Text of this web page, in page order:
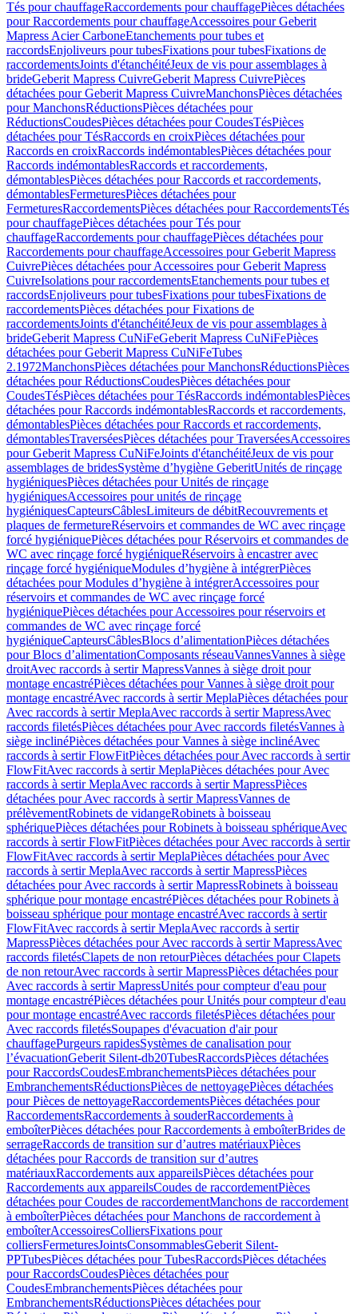
Tés pour chauffageRaccordements pour chauffagePièces détachées
pour Raccordements pour chauffageAccessoires pour Geberit
Mapress Acier CarboneEtanchements pour tubes et
raccordsEnjoliveurs pour tubesFixations pour tubesFixations de
raccordementsJoints d'étanchéitéJeux de vis pour assemblages à
brideGeberit Mapress CuivreGeberit Mapress CuivrePièces
détachées pour Geberit Mapress CuivreManchonsPièces détachées
pour ManchonsRéductionsPièces détachées pour
RéductionsCoudesPièces détachées pour CoudesTésPièces
détachées pour TésRaccords en croixPièces détachées pour
Raccords en croixRaccords indémontablesPièces détachées pour
Raccords indémontablesRaccords et raccordements,
démontablesPièces détachées pour Raccords et raccordements,
démontablesFermeturesPièces détachées pour
FermeturesRaccordementsPièces détachées pour RaccordementsTés
pour chauffagePièces détachées pour Tés pour
chauffageRaccordements pour chauffagePièces détachées pour
Raccordements pour chauffageAccessoires pour Geberit Mapress
CuivrePièces détachées pour Accessoires pour Geberit Mapress
CuivreIsolations pour raccordementsEtanchements pour tubes et
raccordsEnjoliveurs pour tubesFixations pour tubesFixations de
raccordementsPièces détachées pour Fixations de
raccordementsJoints d'étanchéitéJeux de vis pour assemblages à
brideGeberit Mapress CuNiFeGeberit Mapress CuNiFePièces
détachées pour Geberit Mapress CuNiFeTubes
2.1972ManchonsPièces détachées pour ManchonsRéductionsPièces
détachées pour RéductionsCoudesPièces détachées pour
CoudesTésPièces détachées pour TésRaccords indémontablesPièces
détachées pour Raccords indémontablesRaccords et raccordements,
démontablesPièces détachées pour Raccords et raccordements,
démontablesTraverséesPièces détachées pour TraverséesAccessoires
pour Geberit Mapress CuNiFeJoints d'étanchéitéJeux de vis pour
assemblages de bridesSystème d’hygiène GeberitUnités de rinçage
hygiéniquesPièces détachées pour Unités de rinçage
hygiéniquesAccessoires pour unités de rinçage
hygiéniquesCapteursCâblesLimiteurs de débitRecouvrements et
plaques de fermetureRéservoirs et commandes de WC avec rinçage
forcé hygiéniquePièces détachées pour Réservoirs et commandes de
WC avec rinçage forcé hygiéniqueRéservoirs à encastrer avec
rinçage forcé hygiéniqueModules d’hygiène à intégrerPièces
détachées pour Modules d’hygiène à intégrerAccessoires pour
réservoirs et commandes de WC avec rinçage forcé
hygiéniquePièces détachées pour Accessoires pour réservoirs et
commandes de WC avec rinçage forcé
hygiéniqueCapteursCâblesBlocs d’alimentationPièces détachées
pour Blocs d’alimentationComposants réseauVannesVannes à siège
droitAvec raccords à sertir MapressVannes à siège droit pour
montage encastréPièces détachées pour Vannes à siège droit pour
montage encastréAvec raccords à sertir MeplaPièces détachées pour
Avec raccords à sertir MeplaAvec raccords à sertir MapressAvec
raccords filetésPièces détachées pour Avec raccords filetésVannes à
siège inclinéPièces détachées pour Vannes à siège inclinéAvec
raccords à sertir FlowFitPièces détachées pour Avec raccords à sertir
FlowFitAvec raccords à sertir MeplaPièces détachées pour Avec
raccords à sertir MeplaAvec raccords à sertir MapressPièces
détachées pour Avec raccords à sertir MapressVannes de
prélèvementRobinets de vidangeRobinets à boisseau
sphériquePièces détachées pour Robinets à boisseau sphériqueAvec
raccords à sertir FlowFitPièces détachées pour Avec raccords à sertir
FlowFitAvec raccords à sertir MeplaPièces détachées pour Avec
raccords à sertir MeplaAvec raccords à sertir MapressPièces
détachées pour Avec raccords à sertir MapressRobinets à boisseau
sphérique pour montage encastréPièces détachées pour Robinets à
boisseau sphérique pour montage encastréAvec raccords à sertir
FlowFitAvec raccords à sertir MeplaAvec raccords à sertir
MapressPièces détachées pour Avec raccords à sertir MapressAvec
raccords filetésClapets de non retourPièces détachées pour Clapets
de non retourAvec raccords à sertir MapressPièces détachées pour
Avec raccords à sertir MapressUnités pour compteur d'eau pour
montage encastréPièces détachées pour Unités pour compteur d'eau
pour montage encastréAvec raccords filetésPièces détachées pour
Avec raccords filetésSoupapes d'évacuation d'air pour
chauffagePurgeurs rapidesSystèmes de canalisation pour
l’évacuationGeberit Silent-db20TubesRaccordsPièces détachées
pour RaccordsCoudesEmbranchementsPièces détachées pour
EmbranchementsRéductionsPièces de nettoyagePièces détachées
pour Pièces de nettoyageRaccordementsPièces détachées pour
RaccordementsRaccordements à souderRaccordements à
emboîterPièces détachées pour Raccordements à emboîterBrides de
serrageRaccords de transition sur d’autres matériauxPièces
détachées pour Raccords de transition sur d’autres
matériauxRaccordements aux appareilsPièces détachées pour
Raccordements aux appareilsCoudes de raccordementPièces
détachées pour Coudes de raccordementManchons de raccordement
à emboîterPièces détachées pour Manchons de raccordement à
emboîterAccessoiresColliersFixations pour
colliersFermeturesJointsConsommablesGeberit Silent-
PPTubesPièces détachées pour TubesRaccordsPièces détachées
pour RaccordsCoudesPièces détachées pour
CoudesEmbranchementsPièces détachées pour
EmbranchementsRéductionsPièces détachées pour